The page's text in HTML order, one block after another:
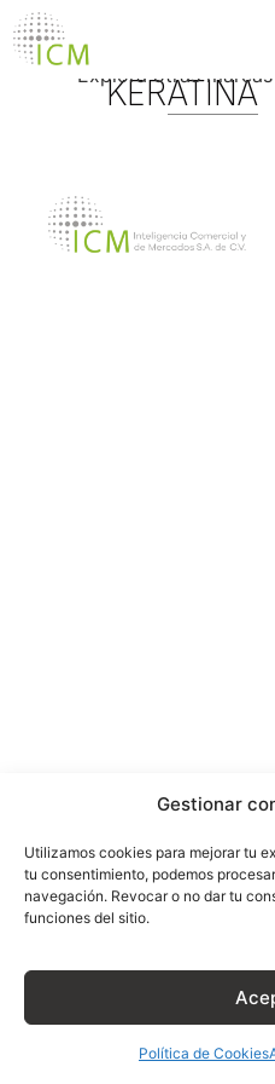
Gestionar
Utilizamos cookies para mejorar tu
tu consentimiento, podemos
navegación. Revocar o no dar tu
funciones del sitio.
Política de Cookies
KERATINA
Explora otras